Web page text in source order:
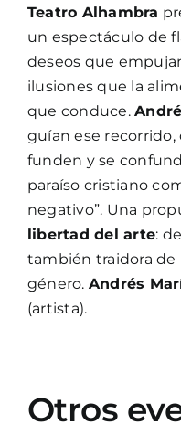
Teatro Alhambra
un espectáculo de
deseos que
ilusiones que la
que conduce.
guían ese recorrido,
funden y se
paraíso cristiano
negativo”. Una
libertad del arte:
también traidora de
género. Andrés
(artista).
Otros